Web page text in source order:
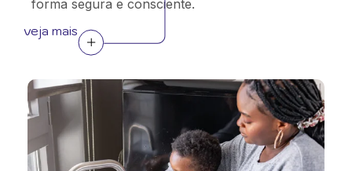
forma segura e consciente.
veja mais